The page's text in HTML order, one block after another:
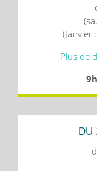
Plus de
DU